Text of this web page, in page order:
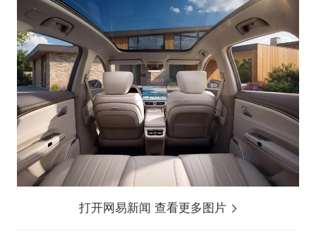
打开网易新闻 查看更多图片